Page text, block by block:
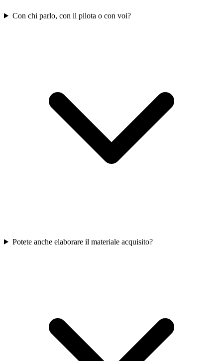
Con chi parlo, con il pilota o con voi?
Potete anche elaborare il materiale acquisito?